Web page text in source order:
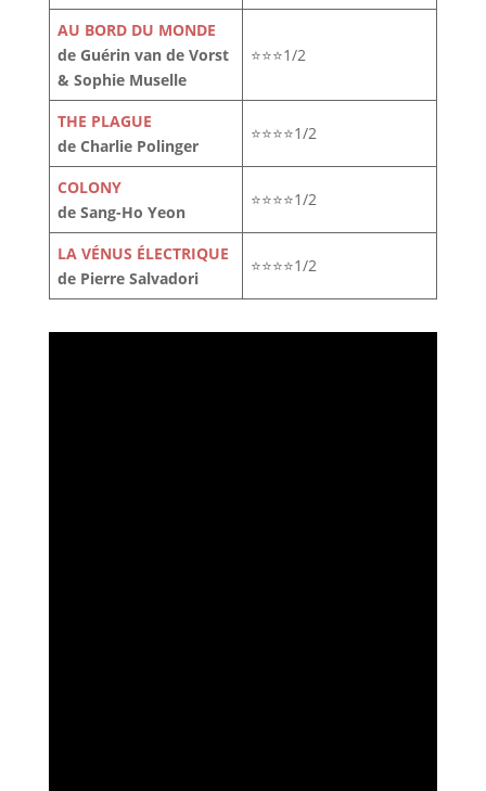
AU BORD DU MONDE
de Guérin van de Vorst
& Sophie Muselle
⭐⭐⭐1/2
THE PLAGUE
de Charlie Polinger
⭐⭐⭐⭐1/2
COLONY
de Sang-Ho Yeon
⭐⭐⭐⭐1/2
LA VÉNUS ÉLECTRIQUE
de Pierre Salvadori
⭐⭐⭐⭐1/2